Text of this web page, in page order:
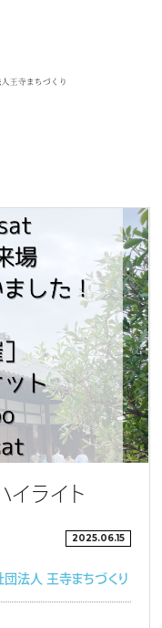
イライト
2025.06.15
法人 王寺まちづくり